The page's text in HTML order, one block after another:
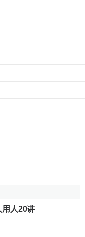
凝聚力的高低主要
奮鬥目標、理想、
相同的 民族及文化
，同質性越高，組
之間工作性質相
聚力，造成組織內部
件之一是組織成員間
此作用與交往的機
去平衡，矛盾難以
只有適當規模的組
用人20讲